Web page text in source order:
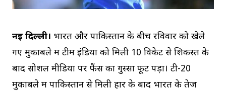
नई दिल्ली। भारत और पाकिस्तान के बीच रविवार को खेले
गए मुकाबले में टीम इंडिया को मिली 10 विकेट से शिकस्त के
बाद सोशल मीडिया पर फैंस का गुस्सा फूट पड़ा। टी-20
मुकाबले में पाकिस्तान से मिली हार के बाद भारत के तेज